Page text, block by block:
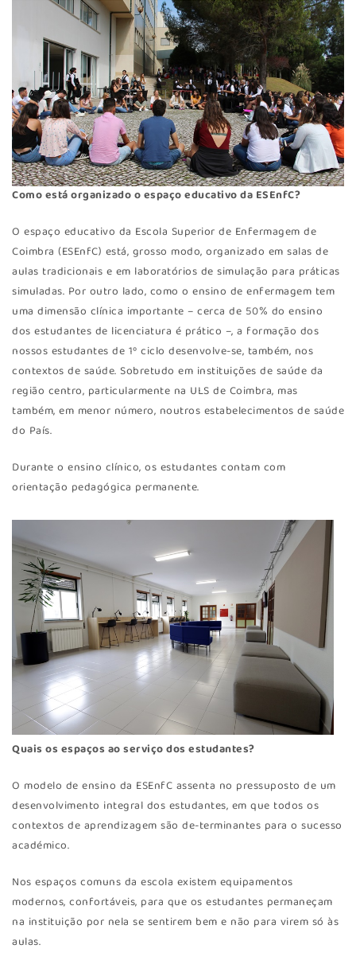
Como está organizado o espaço educativo da ESEnfC?
O espaço educativo da Escola Superior de Enfermagem de
Coimbra (ESEnfC) está, grosso modo, organizado em salas de
aulas tradicionais e em laboratórios de simulação para práticas
simuladas. Por outro lado, como o ensino de enfermagem tem
uma dimensão clínica importante – cerca de 50% do ensino
dos estudantes de licenciatura é prático –, a formação dos
nossos estudantes de 1º ciclo desenvolve-se, também, nos
contextos de saúde. Sobretudo em instituições de saúde da
região centro, particularmente na ULS de Coimbra, mas
também, em menor número, noutros estabelecimentos de saúde
do País.
Durante o ensino clínico, os estudantes contam com
orientação pedagógica permanente.
Quais os espaços ao serviço dos estudantes?
O modelo de ensino da ESEnfC assenta no pressuposto de um
desenvolvimento integral dos estudantes, em que todos os
contextos de aprendizagem são de-terminantes para o sucesso
académico.
Nos espaços comuns da escola existem equipamentos
modernos, confortáveis, para que os estudantes permaneçam
na instituição por nela se sentirem bem e não para virem só às
aulas.